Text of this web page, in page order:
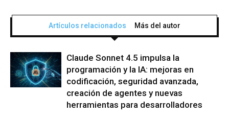
Artículos relacionados Más del autor
Claude Sonnet 4.5 impulsa la
programación y la IA: mejoras en
codificación, seguridad avanzada,
creación de agentes y nuevas
herramientas para desarrolladores